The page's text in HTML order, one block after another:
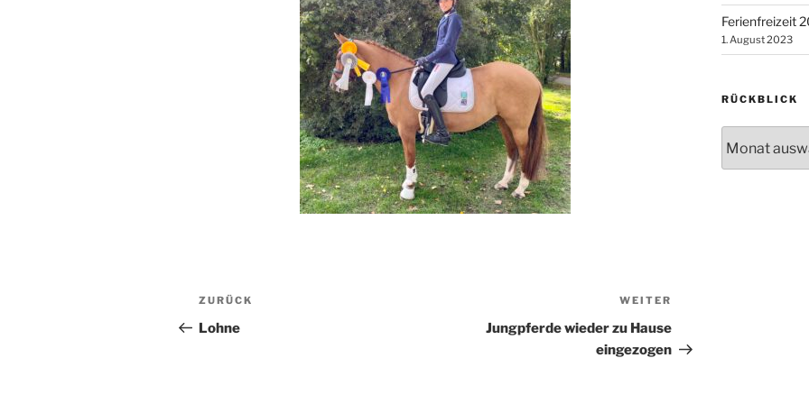
Beitragsnavigation
Vorheriger
Beitrag
ZURÜCK
Lohne
Beitrag
WEITER
Jungpferde wieder zu Hause
eingezogen
Ferienfreizeit
1. August 2023
RÜCKBLICK